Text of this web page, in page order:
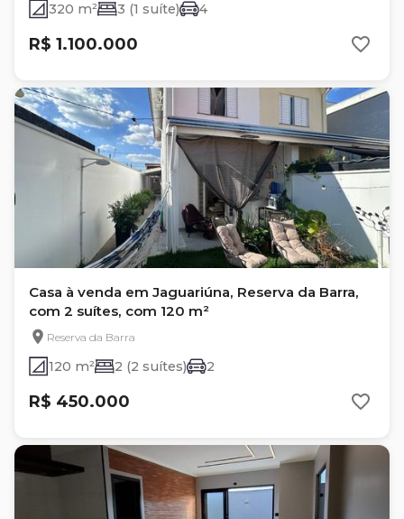
320 m² 3 (1 suíte) 4
R$ 1.100.000
Casa à venda em Jaguariúna, Reserva da Barra,
com 2 suítes, com 120 m²
Reserva da Barra
120 m² 2 (2 suítes) 2
R$ 450.000